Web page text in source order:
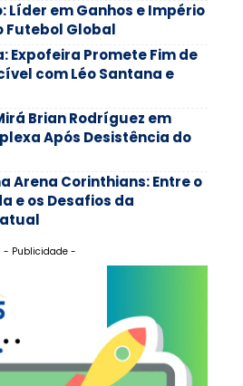
Líder em Ganhos e Império
Futebol Global
Expofeira Promete Fim de
com Léo Santana e
Brian Rodríguez em
Após Desistência do
Arena Corinthians: Entre o
e os Desafios da
- Publicidade -